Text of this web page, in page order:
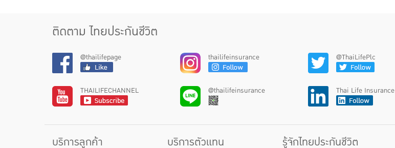
ติดตาม ไทยประกันชีวิต
@thailifepage thailifeinsurance @ThaiLifePlc
THAILIFECHANNEL @thailifeinsurance Thai Life Insurance
บริการลูกค้า บริการตัวแทน รู้จักไทยประกันชีวิต